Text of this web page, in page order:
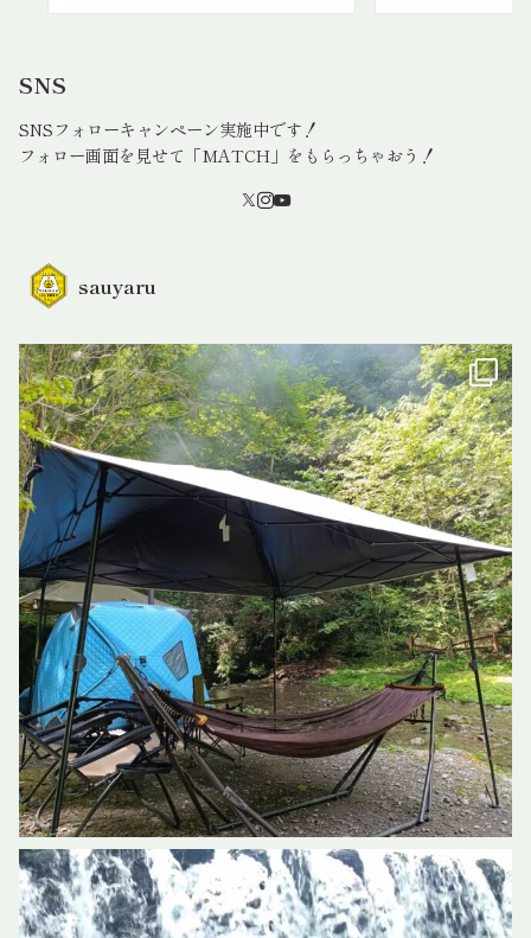
SNS
SNSフォローキャンペーン実施中です！
フォロー画面を見せて「MATCH」をもらっちゃおう！
sauyaru